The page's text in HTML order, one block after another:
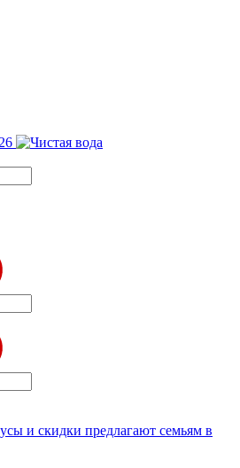
и скидки предлагают семьям в